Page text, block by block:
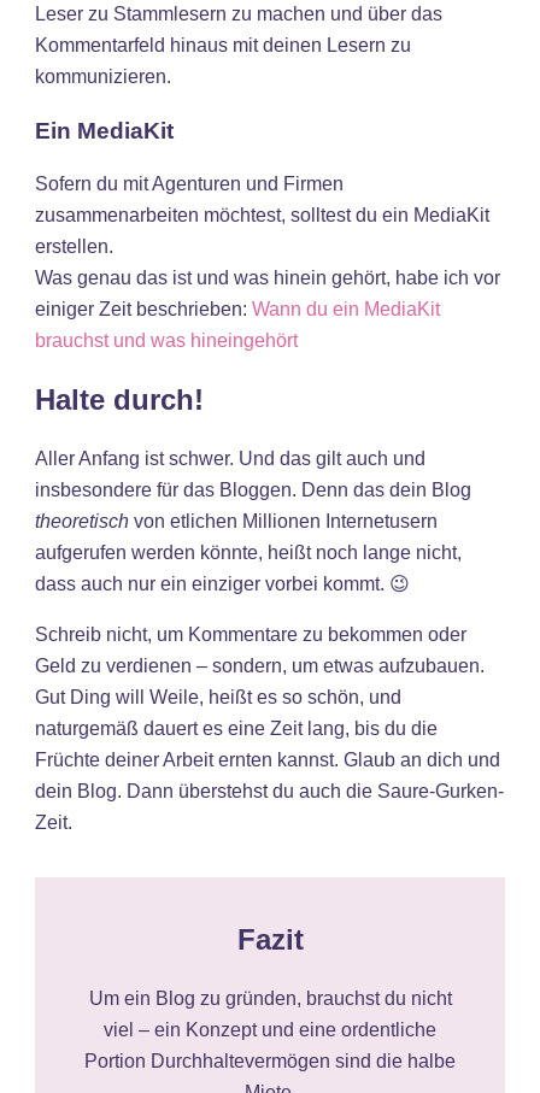
Leser zu Stammlesern zu machen und über das
Kommentarfeld hinaus mit deinen Lesern zu
kommunizieren.
Ein MediaKit
Sofern du mit Agenturen und Firmen
zusammenarbeiten möchtest, solltest du ein MediaKit
erstellen.
Was genau das ist und was hinein gehört, habe ich vor
einiger Zeit beschrieben: Wann du ein MediaKit
brauchst und was hineingehört
Halte durch!
Aller Anfang ist schwer. Und das gilt auch und
insbesondere für das Bloggen. Denn das dein Blog
theoretisch von etlichen Millionen Internetusern
aufgerufen werden könnte, heißt noch lange nicht,
dass auch nur ein einziger vorbei kommt. 😉
Schreib nicht, um Kommentare zu bekommen oder
Geld zu verdienen – sondern, um etwas aufzubauen.
Gut Ding will Weile, heißt es so schön, und
naturgemäß dauert es eine Zeit lang, bis du die
Früchte deiner Arbeit ernten kannst. Glaub an dich und
dein Blog. Dann überstehst du auch die Saure-Gurken-
Zeit.
Fazit
Um ein Blog zu gründen, brauchst du nicht
viel – ein Konzept und eine ordentliche
Portion Durchhaltevermögen sind die halbe